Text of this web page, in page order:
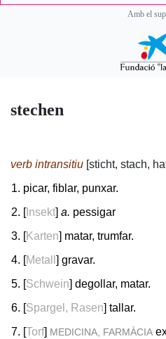
stechen
verb intransitiu [sticht, stach,
picar, fiblar, punxar.
[Insekt] a. pessigar
[Karten] matar, trumfar.
[Metall ] gravar.
[Schwein] degollar, matar.
[Spargel, Rasen] tallar.
[Torf] MEDICINA, FARMÀCIA
Amb el